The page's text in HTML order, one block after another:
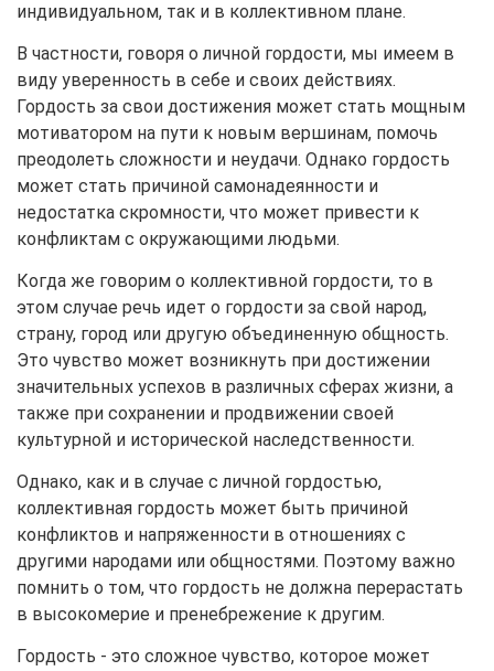
индивидуальном, так и в коллективном плане.
В частности, говоря о личной гордости, мы имеем в
виду уверенность в себе и своих действиях.
Гордость за свои достижения может стать мощным
мотиватором на пути к новым вершинам, помочь
преодолеть сложности и неудачи. Однако гордость
может стать причиной самонадеянности и
недостатка скромности, что может привести к
конфликтам с окружающими людьми.
Когда же говорим о коллективной гордости, то в
этом случае речь идет о гордости за свой народ,
страну, город или другую объединенную общность.
Это чувство может возникнуть при достижении
значительных успехов в различных сферах жизни, а
также при сохранении и продвижении своей
культурной и исторической наследственности.
Однако, как и в случае с личной гордостью,
коллективная гордость может быть причиной
конфликтов и напряженности в отношениях с
другими народами или общностями. Поэтому важно
помнить о том, что гордость не должна перерастать
в высокомерие и пренебрежение к другим.
Гордость - это сложное чувство, которое может